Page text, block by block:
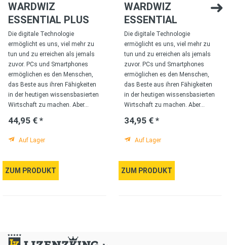
WARDWIZ
ESSENTIAL PLUS
Die digitale Technologie
ermöglicht es uns, viel mehr zu
tun und zu erreichen als jemals
zuvor. PCs und Smartphones
ermöglichen es den Menschen,
das Beste aus ihren Fähigkeiten
in der heutigen wissensbasierten
Wirtschaft zu machen. Aber...
44,95 € *
Auf Lager
ZUM PRODUKT
WARDWIZ
ESSENTIAL
Die digitale Technologie
ermöglicht es uns, viel mehr zu
tun und zu erreichen als jemals
zuvor. PCs und Smartphones
ermöglichen es den Menschen,
das Beste aus ihren Fähigkeiten
in der heutigen wissensbasierten
Wirtschaft zu machen. Aber...
34,95 € *
Auf Lager
ZUM PRODUKT